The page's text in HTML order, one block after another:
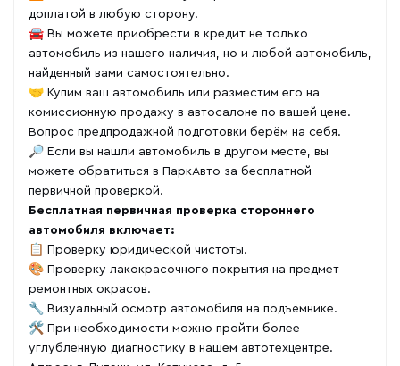
доплатой в любую сторону.
🚘 Вы можете приобрести в кредит не только
автомобиль из нашего наличия, но и любой автомобиль,
найденный вами самостоятельно.
🤝 Купим ваш автомобиль или разместим его на
комиссионную продажу в автосалоне по вашей цене.
Вопрос предпродажной подготовки берём на себя.
🔎 Если вы нашли автомобиль в другом месте, вы
можете обратиться в ПаркАвто за бесплатной
первичной проверкой.
Бесплатная первичная проверка стороннего
автомобиля включает:
📋 Проверку юридической чистоты.
🎨 Проверку лакокрасочного покрытия на предмет
ремонтных окрасов.
🔧 Визуальный осмотр автомобиля на подъёмнике.
🛠 При необходимости можно пройти более
углубленную диагностику в нашем автотехцентре.